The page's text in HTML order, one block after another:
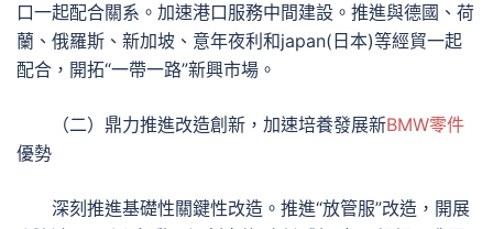
口一起配合關系。加速港口服務中間建設。推進與德國、荷
蘭、俄羅斯、新加坡、意年夜利和japan(日本)等經貿一起
配合，開拓“一帶一路”新興市場。
（二）鼎力推進改造創新，加速培養發展新BMW零件
優勢
深刻推進基礎性關鍵性改造。推進“放管服”改造，開展